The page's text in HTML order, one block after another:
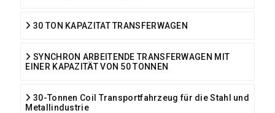
30 TON KAPAZITAT TRANSFERWAGEN
SYNCHRON ARBEITENDE TRANSFERWAGEN MIT
EINER KAPAZITÄT VON 50 TONNEN
30-Tonnen Coil Transportfahrzeug für die Stahl und
Metallindustrie